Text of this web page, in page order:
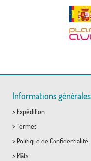
Informations générales
> Expédition
> Termes
> Politique de Confidentialité
> Mâts